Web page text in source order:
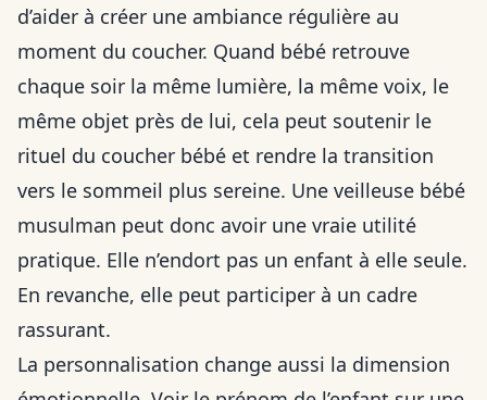
d’aider à créer une ambiance régulière au
moment du coucher. Quand bébé retrouve
chaque soir la même lumière, la même voix, le
même objet près de lui, cela peut soutenir le
rituel du coucher bébé et rendre la transition
vers le sommeil plus sereine. Une veilleuse bébé
musulman peut donc avoir une vraie utilité
pratique. Elle n’endort pas un enfant à elle seule.
En revanche, elle peut participer à un cadre
rassurant.
La personnalisation change aussi la dimension